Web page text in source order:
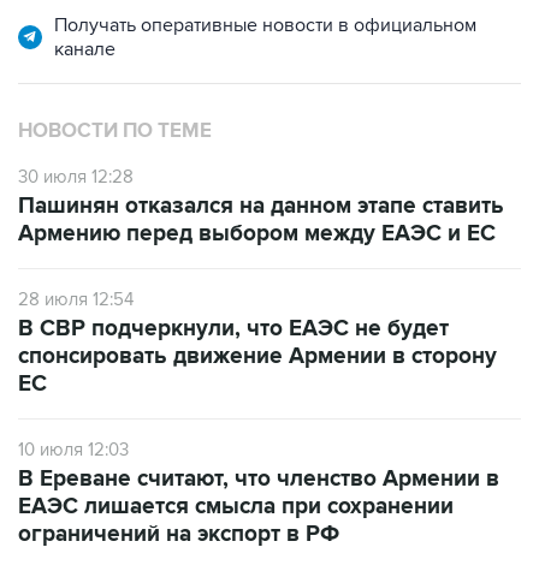
НОВОСТИ ПО ТЕМЕ
30 июля 12:28
Армению перед выбором между ЕАЭС и ЕС
28 июля 12:54
спонсировать движение Армении в сторону
ЕС
ЕАЭС лишается смысла при сохранении
ограничений на экспорт в РФ